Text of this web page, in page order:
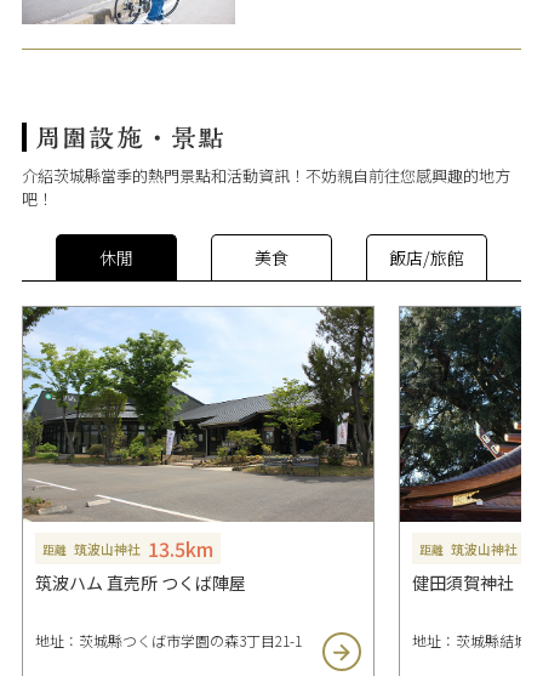
介紹茨城縣當季的熱門景點和活動資訊！不妨親自前往您感興趣的地方
吧！
休閒 美食 飯店/旅館
距離 筑波山神社 13.5km
筑波ハム 直売所 つくば陣屋
地址：茨城縣つくば市学園の森3丁目21-1
距離 筑波山神社
健田須賀神社
地址：茨城縣結城